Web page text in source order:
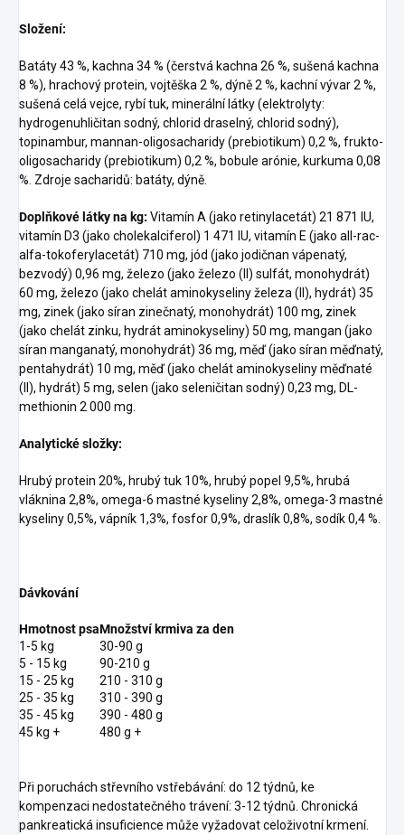
Složení:
Batáty 43 %, kachna 34 % (čerstvá kachna 26 %, sušená kachna
8 %), hrachový protein, vojtěška 2 %, dýně 2 %, kachní vývar 2 %,
sušená celá vejce, rybí tuk, minerální látky (elektrolyty:
hydrogenuhličitan sodný, chlorid draselný, chlorid sodný),
topinambur, mannan-oligosacharidy (prebiotikum) 0,2 %, frukto-
oligosacharidy (prebiotikum) 0,2 %, bobule arónie, kurkuma 0,08
%. Zdroje sacharidů: batáty, dýně.
Doplňkové látky na kg: Vitamín A (jako retinylacetát) 21 871 IU,
vitamín D3 (jako cholekalciferol) 1 471 IU, vitamín E (jako all-rac-
alfa-tokoferylacetát) 710 mg, jód (jako jodičnan vápenatý,
bezvodý) 0,96 mg, železo (jako železo (II) sulfát, monohydrát)
60 mg, železo (jako chelát aminokyseliny železa (II), hydrát) 35
mg, zinek (jako síran zinečnatý, monohydrát) 100 mg, zinek
(jako chelát zinku, hydrát aminokyseliny) 50 mg, mangan (jako
síran manganatý, monohydrát) 36 mg, měď (jako síran měďnatý,
pentahydrát) 10 mg, měď (jako chelát aminokyseliny měďnaté
(II), hydrát) 5 mg, selen (jako seleničitan sodný) 0,23 mg, DL-
methionin 2 000 mg.
Analytické složky:
Hrubý protein 20%, hrubý tuk 10%, hrubý popel 9,5%, hrubá
vláknina 2,8%, omega-6 mastné kyseliny 2,8%, omega-3 mastné
kyseliny 0,5%, vápník 1,3%, fosfor 0,9%, draslík 0,8%, sodík 0,4 %.
Dávkování
Hmotnost psaMnožství krmiva za den
1-5 kg
30-90 g
5 - 15 kg
90-210 g
15 - 25 kg
210 - 310 g
25 - 35 kg
310 - 390 g
35 - 45 kg
390 - 480 g
45 kg +
480 g +
Při poruchách střevního vstřebávání: do 12 týdnů, ke
kompenzaci nedostatečného trávení: 3-12 týdnů. Chronická
pankreatická insuficience může vyžadovat celoživotní krmení.